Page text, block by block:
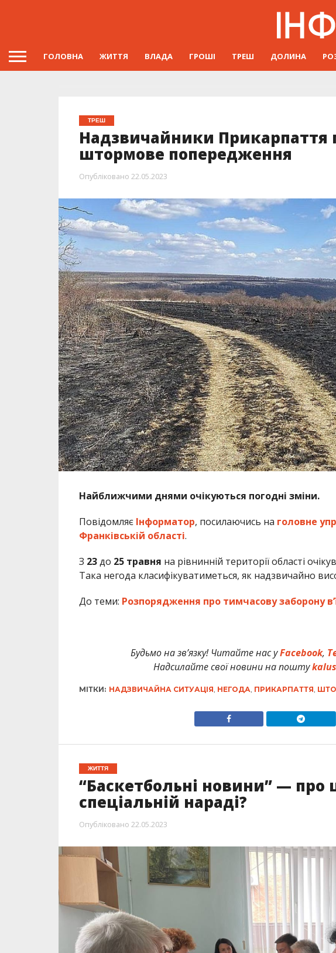
ГОЛОВНА ЖИТТЯ ВЛАДА ГРОШІ ТРЕШ ДОЛИНА
ТРЕШ
Надзвичайники Прикарпаття
штормове попередження
Опубліковано 22.05.2023
Найближчими днями очікуються погодні зміни.
Повідомляє Інформатор, посилаючись на головне
Франківській області.
З 23до 25 травня на рівнинній території області
Така негода класифікуватиметься, як надзвичайно
До теми: Розпорядження про тимчасову заборону
Будьмо на зв’язку! Читайте нас уFacebook,
Надсилайте свої новини на пошту
МІТКИ: НАДЗВИЧАЙНА СИТУАЦІЯ, НЕГОДА, ПРИКАРПАТТЯ,
ЖИТТЯ
“Баскетбольні новини” — про
спеціальній нараді?
Опубліковано 22.05.2023